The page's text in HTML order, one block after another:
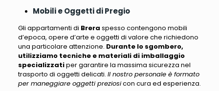
Mobili e Oggetti di Pregio
Gli appartamenti di Brera spesso contengono mobili
d’epoca, opere d’arte e oggetti di valore che richiedono
una particolare attenzione. Durante lo sgombero,
utilizziamo tecniche e materiali di imballaggio
specializzatiper garantire la massima sicurezza nel
trasporto di oggetti delicati. Il nostro personale è formato
per maneggiare oggetti preziosicon cura ed esperienza.